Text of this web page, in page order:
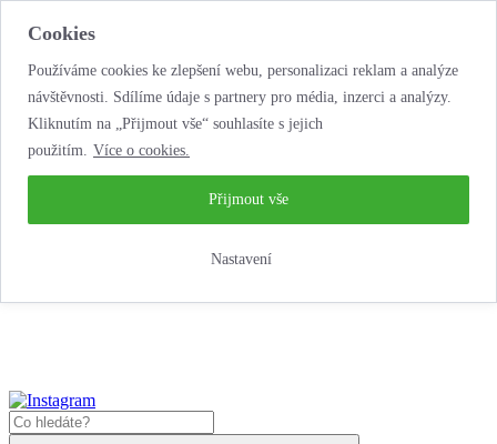
Cookies
Používáme cookies ke zlepšení webu, personalizaci reklam a analýze
návštěvnosti. Sdílíme údaje s partnery pro média, inzerci a analýzy.
Kliknutím na „Přijmout vše“ souhlasíte s jejich
použitím. Více o cookies.
Nastavení
Přijmout vše
...neobyčejná jízda životem!